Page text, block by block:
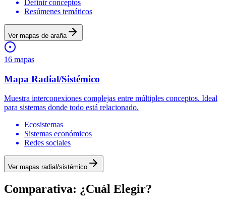
Definir conceptos
Resúmenes temáticos
Ver mapas de araña
16 mapas
Mapa Radial/Sistémico
Muestra interconexiones complejas entre múltiples conceptos. Ideal
para sistemas donde todo está relacionado.
Ecosistemas
Sistemas económicos
Redes sociales
Ver mapas radial/sistémico
Comparativa: ¿Cuál Elegir?